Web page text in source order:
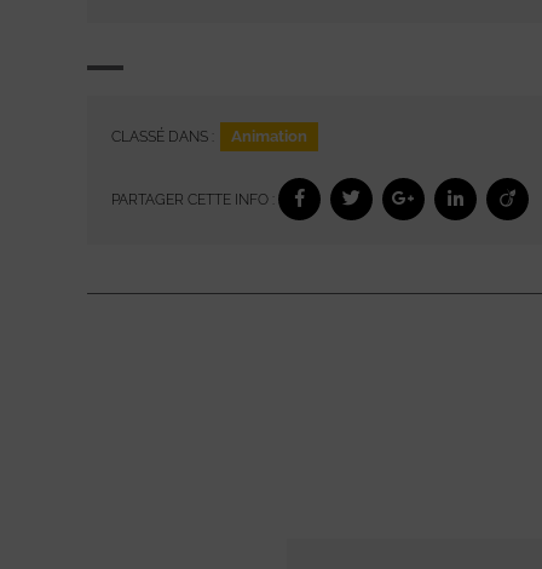
CLASSÉ DANS : Animation
PARTAGER CETTE INFO :